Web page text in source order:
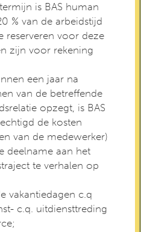
is BAS human
% van de arbeidstijd
reserveren voor deze
zijn voor rekening
een jaar na
van de betreffende
opzegt, is BAS
de kosten
van de medewerker)
deelname aan het
te verhalen op
vakantiedagen c.q
c.q. uitdiensttreding